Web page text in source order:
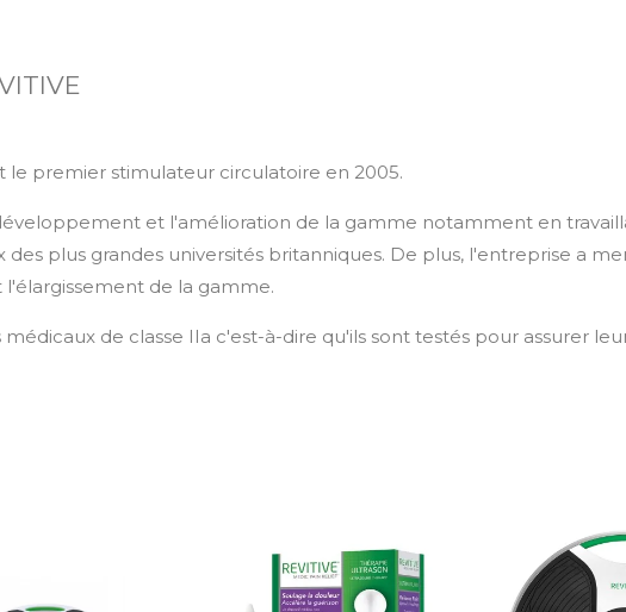
le premier stimulateur circulatoire en 2005.
et l'amélioration de la gamme notamment en
plus grandes universités britanniques. De plus, l'entreprise a
de la gamme.
médicaux de classe IIa c'est-à-dire qu'ils sont testés pour assurer